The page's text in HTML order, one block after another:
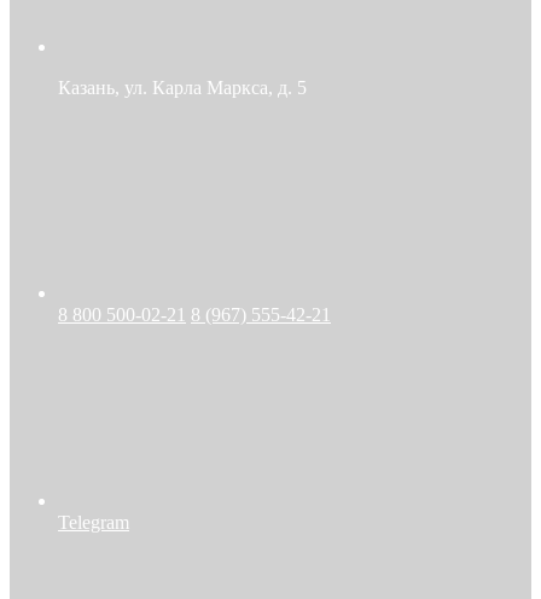
Казань, ул. Карла Маркса, д. 5
8 800 500-02-21 8 (967) 555-42-21
Telegram